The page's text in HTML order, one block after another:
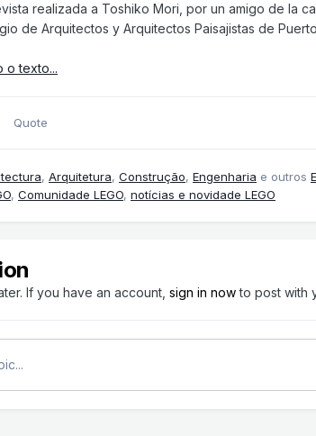
realizada a Toshiko Mori, por un amigo de la
de Arquitectos y Arquitectos Paisajistas de
o texto...
Quote
, Arquitetura, Construção, Engenharia e outros
, Comunidade LEGO, notícias e novidade LEGO
If you have an account, sign in nowto post with